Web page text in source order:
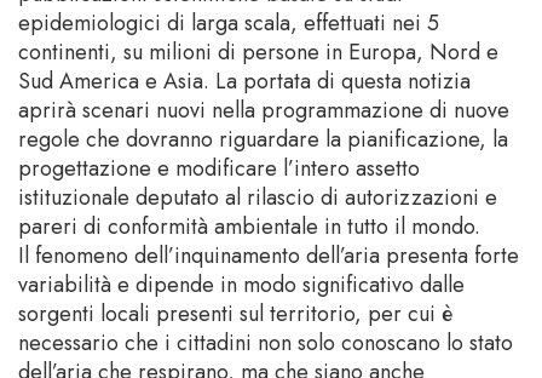
epidemiologici di larga scala, effettuati nei 5
continenti, su milioni di persone in Europa, Nord e
Sud America e Asia. La portata di questa notizia
aprirà scenari nuovi nella programmazione di nuove
regole che dovranno riguardare la pianificazione, la
progettazione e modificare l’intero assetto
istituzionale deputato al rilascio di autorizzazioni e
pareri di conformità ambientale in tutto il mondo.
Il fenomeno dell’inquinamento dell’aria presenta forte
variabilità e dipende in modo significativo dalle
sorgenti locali presenti sul territorio, per cui è
necessario che i cittadini non solo conoscano lo stato